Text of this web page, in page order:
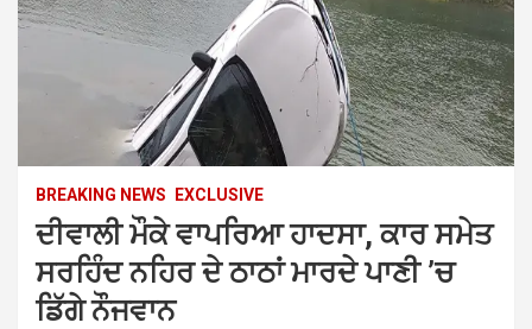
BREAKING NEWS EXCLUSIVE
ਦੀਵਾਲੀ ਮੌਕੇ ਵਾਪਰਿਆ ਹਾਦਸਾ, ਕਾਰ ਸਮੇਤ
ਸਰਹਿੰਦ ਨਹਿਰ ਦੇ ਠਾਠਾਂ ਮਾਰਦੇ ਪਾਣੀ ’ਚ
ਡਿੱਗੇ ਨੌਜਵਾਨ